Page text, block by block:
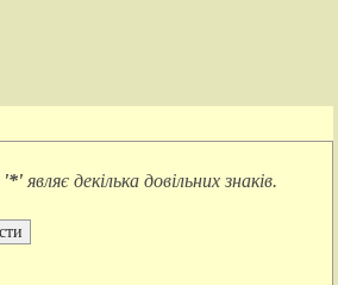
'*' являє декілька довільних знаків.